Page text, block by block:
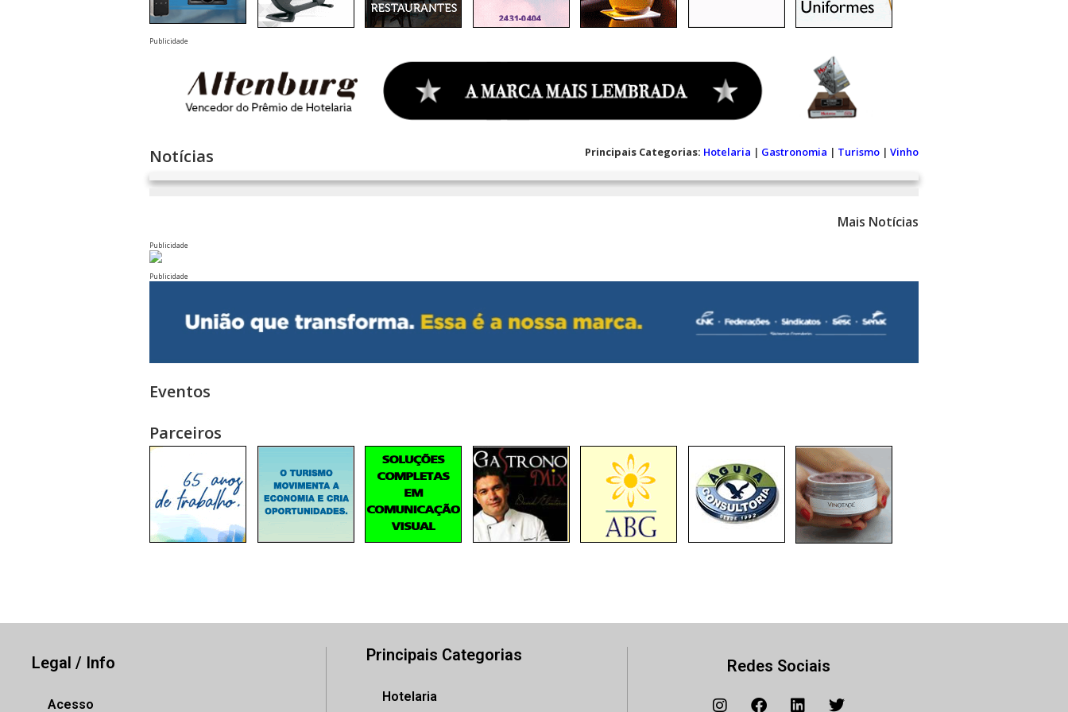
Publicidade
Notícias Principais Categorias: Hotelaria | Gastronomia | Turismo | Vinho
Mais Notícias
Publicidade
Publicidade
Eventos
Parceiros
Legal / Info
Acesso
Principais Categorias
Hotelaria
Redes Sociais